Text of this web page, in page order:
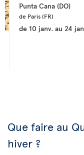
Punta Cana (DO)
de Paris (FR)
de 10 janv.au 24
Que faire au
hiver ?